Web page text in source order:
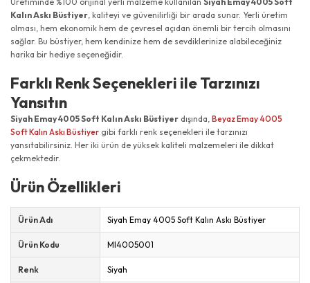
Kalın Askı Büstiyer , kaliteyi ve güvenilirliği bir arada sunar. Yerli üretim
olması, hem ekonomik hem de çevresel açıdan önemli bir tercih olmasını
sağlar. Bu büstiyer, hem kendinize hem de sevdiklerinize alabileceğiniz
harika bir hediye seçeneğidir.
Farklı Renk Seçenekleri ile Tarzınızı
Yansıtın
Siyah Emay 4005 Soft Kalın Askı Büstiyer dışında, Beyaz Emay 4005
Soft Kalın Askı Büstiyer gibi farklı renk seçenekleri ile tarzınızı
yansıtabilirsiniz. Her iki ürün de yüksek kaliteli malzemeleri ile dikkat
çekmektedir.
Ürün Özellikleri
Ürün Adı Siyah Emay 4005 Soft Kalın Askı Büstiyer
Ürün Kodu MI4005001
Renk Siyah